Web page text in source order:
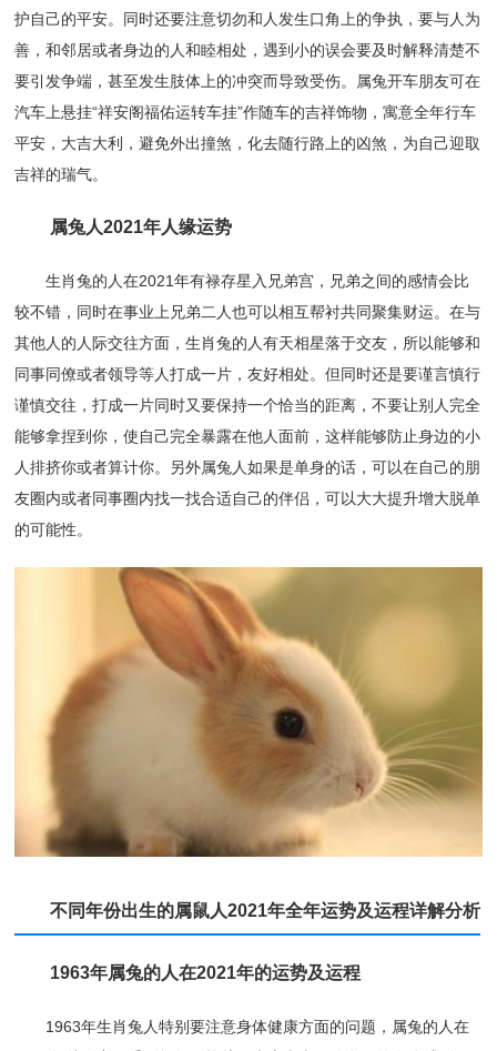
护自己的平安。同时还要注意切勿和人发生口角上的争执，要与人为
善，和邻居或者身边的人和睦相处，遇到小的误会要及时解释清楚不
要引发争端，甚至发生肢体上的冲突而导致受伤。属兔开车朋友可在
汽车上悬挂“祥安阁福佑运转车挂”作随车的吉祥饰物，寓意全年行车
平安，大吉大利，避免外出撞煞，化去随行路上的凶煞，为自己迎取
吉祥的瑞气。
属兔人2021年人缘运势
生肖兔的人在2021年有禄存星入兄弟宫，兄弟之间的感情会比
较不错，同时在事业上兄弟二人也可以相互帮衬共同聚集财运。在与
其他人的人际交往方面，生肖兔的人有天相星落于交友，所以能够和
同事同僚或者领导等人打成一片，友好相处。但同时还是要谨言慎行
谨慎交往，打成一片同时又要保持一个恰当的距离，不要让别人完全
能够拿捏到你，使自己完全暴露在他人面前，这样能够防止身边的小
人排挤你或者算计你。另外属兔人如果是单身的话，可以在自己的朋
友圈内或者同事圈内找一找合适自己的伴侣，可以大大提升增大脱单
的可能性。
不同年份出生的属鼠人2021年全年运势及运程详解分析
1963年属兔的人在2021年的运势及运程
1963年生肖兔人特别要注意身体健康方面的问题，属兔的人在